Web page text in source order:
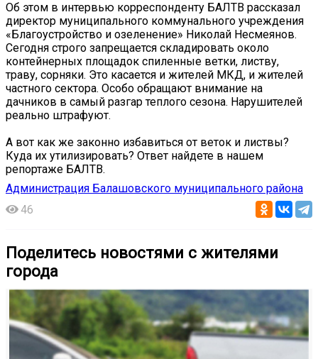
Об этом в интервью корреспонденту БАЛТВ рассказал
директор муниципального коммунального учреждения
«Благоустройство и озеленение» Николай Несмеянов.
Сегодня строго запрещается складировать около
контейнерных площадок спиленные ветки, листву,
траву, сорняки. Это касается и жителей МКД, и жителей
частного сектора. Особо обращают внимание на
дачников в самый разгар теплого сезона. Нарушителей
реально штрафуют.
А вот как же законно избавиться от веток и листвы?
Куда их утилизировать? Ответ найдете в нашем
репортаже БАЛТВ.
Администрация Балашовского муниципального района
46
Поделитесь новостями с жителями
города